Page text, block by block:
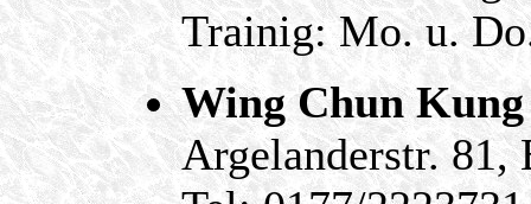
Trainig: Mo. u.
Wing Chun
Argelanderstr. 81,